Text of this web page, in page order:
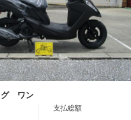
グ ワン
支払総額